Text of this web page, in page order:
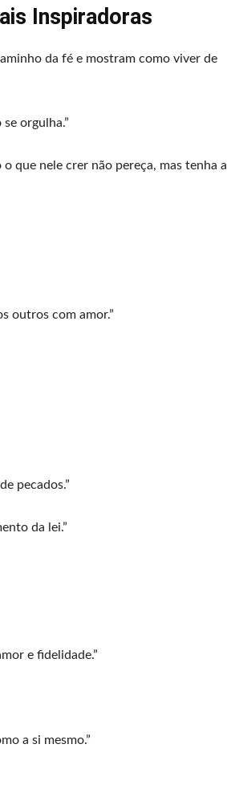
Inspiradoras
da fé e mostram como viver de
orgulha.”
que nele crer não pereça, mas tenha a
outros com amor.”
pecados.”
da lei.”
e fidelidade.”
a si mesmo.”